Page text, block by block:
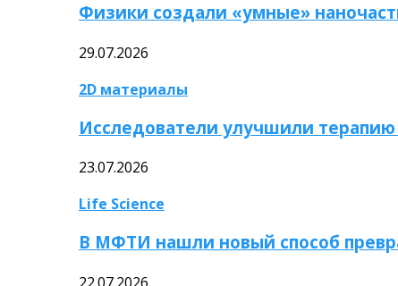
Физики создали «умные»
29.07.2026
2D материалы
Исследователи улучшили
23.07.2026
Life Science
В МФТИ нашли новый способ